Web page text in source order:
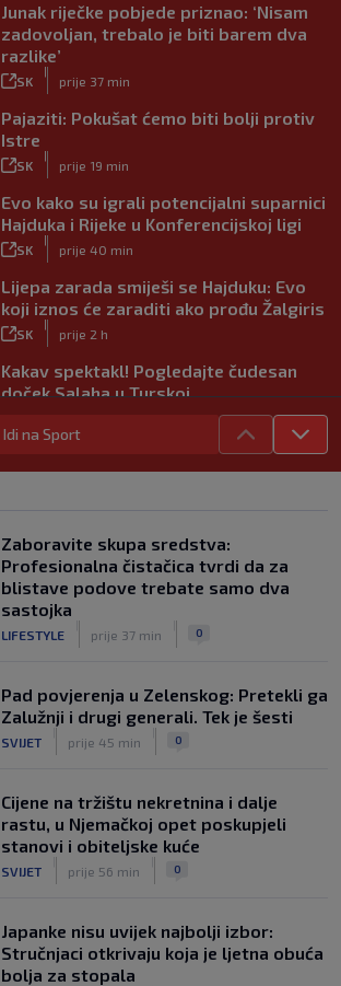
Junak riječke pobjede priznao: ‘Nisam
zadovoljan, trebalo je biti barem dva
razlike’
SK prije 37 min
Pajaziti: Pokušat ćemo biti bolji protiv
Istre
SK prije 19 min
Evo kako su igrali potencijalni suparnici
Hajduka i Rijeke u Konferencijskoj ligi
SK prije 40 min
Lijepa zarada smiješi se Hajduku: Evo
koji iznos će zaraditi ako prođu Žalgiris
SK prije 2 h
Kakav spektakl! Pogledajte čudesan
doček Salaha u Turskoj
Neočekivani problemi za Dinamo:
Mišićeva zamjena zapela u Beogradu
Idi na Sport
Zaboravite skupa sredstva:
Profesionalna čistačica tvrdi da za
blistave podove trebate samo dva
sastojka
LIFESTYLE prije 37 min 0
Pad povjerenja u Zelenskog: Pretekli ga
Zalužnji i drugi generali. Tek je šesti
SVIJET prije 45 min 0
Cijene na tržištu nekretnina i dalje
rastu, u Njemačkoj opet poskupjeli
stanovi i obiteljske kuće
SVIJET prije 56 min 0
Japanke nisu uvijek najbolji izbor:
Stručnjaci otkrivaju koja je ljetna obuća
bolja za stopala